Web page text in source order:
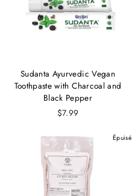
Sudanta Ayurvedic Vegan
Toothpaste with Charcoal and
Black Pepper
$7.99
Épuisé